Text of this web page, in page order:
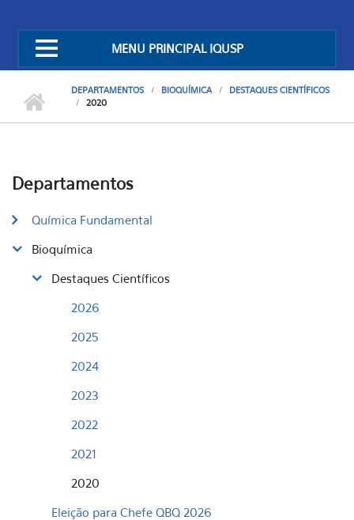
MENU PRINCIPAL IQUSP
DEPARTAMENTOS BIOQUÍMICA
DESTAQUES CIENTÍFICOS
2020
Departamentos
Química Fundamental
Bioquímica
Destaques Científicos
2026
2025
2024
2023
2022
2021
2020
Eleição para Chefe QBQ 2026